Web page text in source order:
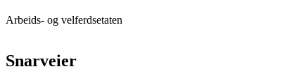
Arbeids- og velferdsetaten
Snarveier